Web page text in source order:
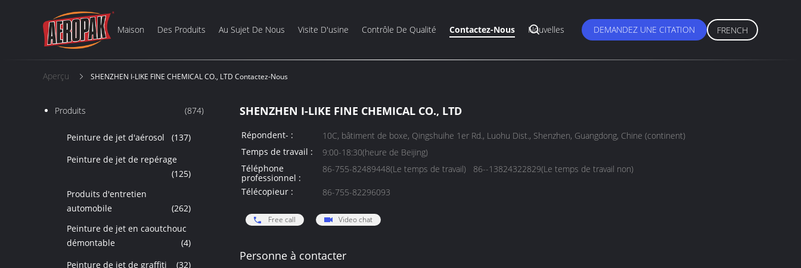
Maison Des Produits Au Sujet De Nous Visite D'usine Contrôle De Qualité Contactez-Nous Nouvelles DEMANDEZ UNE CITATION FRENCH
Aperçu SHENZHEN I-LIKE FINE CHEMICAL CO., LTD Contactez-Nous
Produits (874)
Peinture de jet d'aérosol
(137)
Peinture de jet de repérage
(125)
Produits d'entretien
automobile
(262)
Peinture de jet en caoutchouc
démontable
(4)
Peinture de jet de graffiti
(32)
SHENZHEN I-LIKE FINE CHEMICAL CO., LTD
Répondent- :
10C, bâtiment de boxe, Qingshuihe 1er Rd., Luohu Dist., Shenzhen, Guangdong, Chine (continent)
Temps de travail :
9:00-18:30(heure de Beijing)
Téléphone
professionnel :
86-755-82489448(Le temps de travail) 86--13824322829(Le temps de travail non)
Télécopieur :
86-755-82296093
Free call Video chat
Personne à contacter